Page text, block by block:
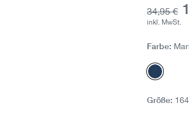
34,95 €
inkl. MwSt.
Farbe:
Marine
Größe: 164